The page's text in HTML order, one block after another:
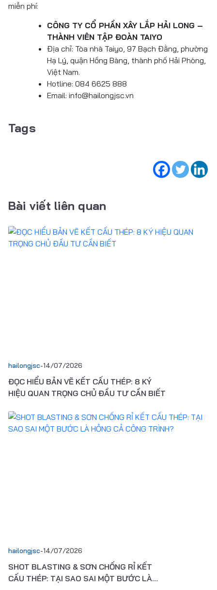
miễn phí:
CÔNG TY CỔ PHẦN XÂY LẮP HẢI LONG –
THÀNH VIÊN TẬP ĐOÀN TAIYO
Địa chỉ: Tòa nhà Taiyo, 97 Bạch Đằng, phường
Hạ Lý, quận Hồng Bàng, thành phố Hải Phòng,
Việt Nam.
Hotline: 084 6625 888
Email: info@hailongjsc.vn
Tags
Bài viết liên quan
hailongjsc-14/07/2026
ĐỌC HIỂU BẢN VẼ KẾT CẤU THÉP: 8 KÝ
HIỆU QUAN TRỌNG CHỦ ĐẦU TƯ CẦN BIẾT
hailongjsc-14/07/2026
SHOT BLASTING & SƠN CHỐNG RỈ KẾT
CẤU THÉP: TẠI SAO SAI MỘT BƯỚC LÀ